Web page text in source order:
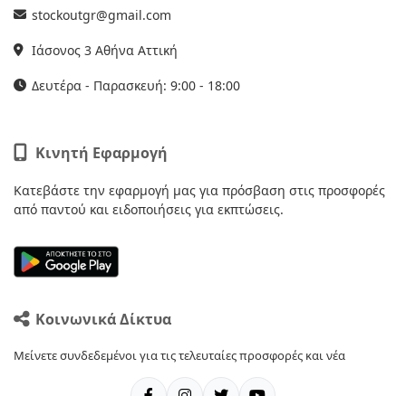
stockoutgr@gmail.com
Ιάσονος 3 Αθήνα Αττική
Δευτέρα - Παρασκευή: 9:00 - 18:00
Κινητή Εφαρμογή
Κατεβάστε την εφαρμογή μας για πρόσβαση στις προσφορές
από παντού και ειδοποιήσεις για εκπτώσεις.
Κοινωνικά Δίκτυα
Μείνετε συνδεδεμένοι για τις τελευταίες προσφορές και νέα